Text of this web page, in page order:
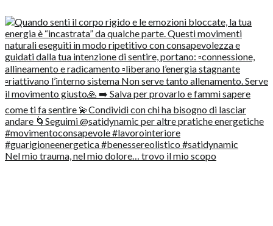
Nel mio trauma, nel mio dolore… trovo il mio scopo